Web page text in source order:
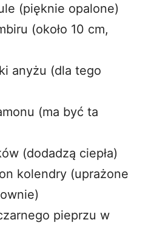
(pięknie opalone)
(około 10 cm,
anyżu (dla tego
(ma być ta
(dodadzą ciepła)
kolendry (uprażone
pieprzu w